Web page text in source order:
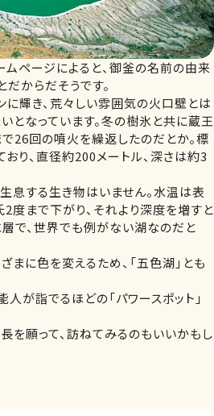
ページによると、御釜の名前の由来
だからだそうです。
に輝き、荒々しい雰囲気の火口壁とは
となっています。冬の樹氷と共に蔵王
で26回の噴火を繰返したのだとか。標
り、直径約200メートル、深さは約3
息する生き物はいません。水温は表
まで下がり、それより深度を増すと
で、世界でも例がない湖なのだと
に色を変えるため、「五色湖」とも
が詣でるほどの「パワースポット」
を願って、訪ねてみるのもいいかもし